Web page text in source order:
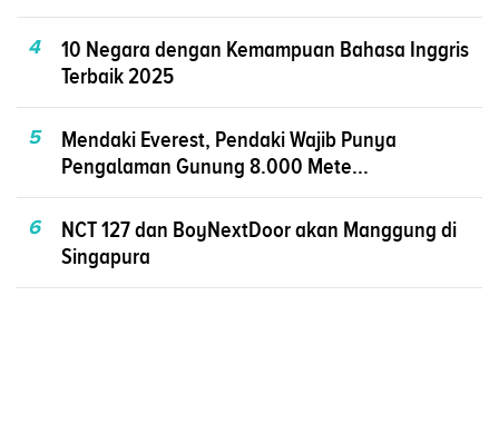
4
10 Negara dengan Kemampuan Bahasa Inggris
Terbaik 2025
5
Mendaki Everest, Pendaki Wajib Punya
Pengalaman Gunung 8.000 Mete...
6
NCT 127 dan BoyNextDoor akan Manggung di
Singapura